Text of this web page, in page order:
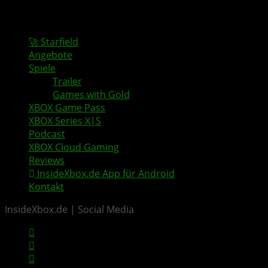
🚀 Starfield
Angebote
Spiele
Trailer
Games with Gold
XBOX Game Pass
XBOX Series X|S
Podcast
XBOX Cloud Gaming
Reviews
InsideXbox.de App für Android
Kontakt
InsideXbox.de | Social Media